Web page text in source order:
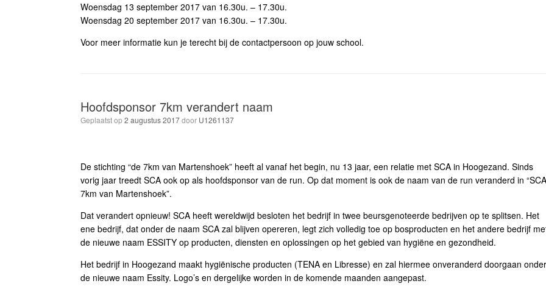
Woensdag 13 september 2017 van 16.30u. – 17.30u.
Woensdag 20 september 2017 van 16.30u. – 17.30u.
Voor meer informatie kun je terecht bij de contactpersoon op jouw school.
Hoofdsponsor 7km verandert naam
Geplaatst op2 augustus 2017door U1261137
De stichting “de 7km van Martenshoek” heeft al vanaf het begin, nu 13 jaar, een relatie met SCA in Hoogezand. Sinds
vorig jaar treedt SCA ook op als hoofdsponsor van de run. Op dat moment is ook de naam van de run veranderd in “SCA
7km van Martenshoek”.
Dat verandert opnieuw! SCA heeft wereldwijd besloten het bedrijf in twee beursgenoteerde bedrijven op te splitsen. Het
ene bedrijf, dat onder de naam SCA zal blijven opereren, legt zich volledig toe op bosproducten en het andere bedrijf
de nieuwe naam ESSITY op producten, diensten en oplossingen op het gebied van hygiëne en gezondheid.
Het bedrijf in Hoogezand maakt hygiënische producten (TENA en Libresse) en zal hiermee onveranderd doorgaan onder
de nieuwe naam Essity. Logo’s en dergelijke worden in de komende maanden aangepast.